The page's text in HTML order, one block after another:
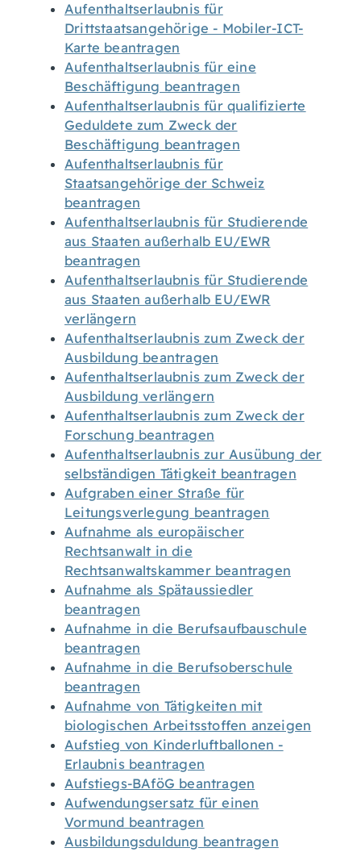
Aufenthaltserlaubnis für
Drittstaatsangehörige - Mobiler-ICT-
Karte beantragen
Aufenthaltserlaubnis für eine
Beschäftigung beantragen
Aufenthaltserlaubnis für qualifizierte
Geduldete zum Zweck der
Beschäftigung beantragen
Aufenthaltserlaubnis für
Staatsangehörige der Schweiz
beantragen
Aufenthaltserlaubnis für Studierende
aus Staaten außerhalb EU/EWR
beantragen
Aufenthaltserlaubnis für Studierende
aus Staaten außerhalb EU/EWR
verlängern
Aufenthaltserlaubnis zum Zweck der
Ausbildung beantragen
Aufenthaltserlaubnis zum Zweck der
Ausbildung verlängern
Aufenthaltserlaubnis zum Zweck der
Forschung beantragen
Aufenthaltserlaubnis zur Ausübung der
selbständigen Tätigkeit beantragen
Aufgraben einer Straße für
Leitungsverlegung beantragen
Aufnahme als europäischer
Rechtsanwalt in die
Rechtsanwaltskammer beantragen
Aufnahme als Spätaussiedler
beantragen
Aufnahme in die Berufsaufbauschule
beantragen
Aufnahme in die Berufsoberschule
beantragen
Aufnahme von Tätigkeiten mit
biologischen Arbeitsstoffen anzeigen
Aufstieg von Kinderluftballonen -
Erlaubnis beantragen
Aufstiegs-BAföG beantragen
Aufwendungsersatz für einen
Vormund beantragen
Ausbildungsduldung beantragen